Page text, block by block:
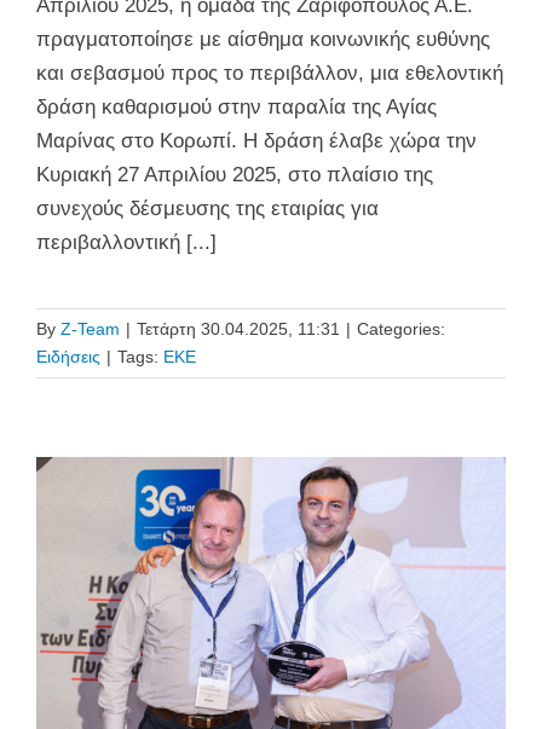
Απριλίου 2025, η ομάδα της Ζαριφόπουλος Α.Ε.
πραγματοποίησε με αίσθημα κοινωνικής ευθύνης
και σεβασμού προς το περιβάλλον, μια εθελοντική
δράση καθαρισμού στην παραλία της Αγίας
Μαρίνας στο Κορωπί. Η δράση έλαβε χώρα την
Κυριακή 27 Απριλίου 2025, στο πλαίσιο της
συνεχούς δέσμευσης της εταιρίας για
περιβαλλοντική [...]
By Z-Team | Τετάρτη 30.04.2025, 11:31 | Categories:
Ειδήσεις | Tags: ΕΚΕ